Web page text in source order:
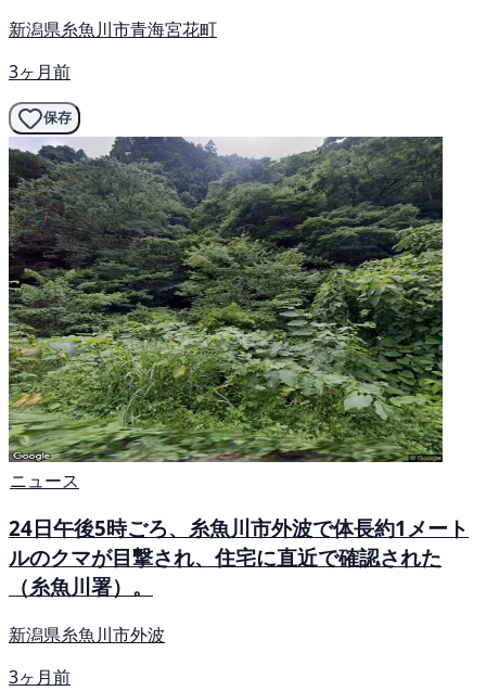
新潟県糸魚川市青海宮花町
3ヶ月前
保存
ニュース
24日午後5時ごろ、糸魚川市外波で体長約1メート
ルのクマが目撃され、住宅に直近で確認された
（糸魚川署）。
新潟県糸魚川市外波
3ヶ月前